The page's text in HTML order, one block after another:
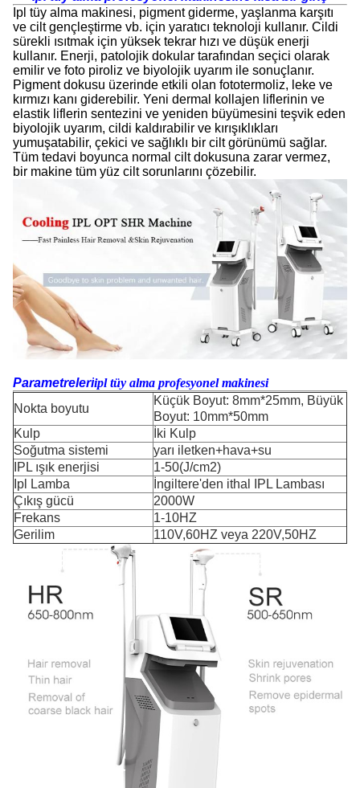
Ipl tüy alma makinesi, pigment giderme, yaşlanma karşıtı
ve cilt gençleştirme vb. için yaratıcı teknoloji kullanır. Cildi
sürekli ısıtmak için yüksek tekrar hızı ve düşük enerji
kullanır. Enerji, patolojik dokular tarafından seçici olarak
emilir ve foto piroliz ve biyolojik uyarım ile sonuçlanır.
Pigment dokusu üzerinde etkili olan fototermoliz, leke ve
kırmızı kanı giderebilir. Yeni dermal kollajen liflerinin ve
elastik liflerin sentezini ve yeniden büyümesini teşvik eden
biyolojik uyarım, cildi kaldırabilir ve kırışıklıkları
yumuşatabilir, çekici ve sağlıklı bir cilt görünümü sağlar.
Tüm tedavi boyunca normal cilt dokusuna zarar vermez,
bir makine tüm yüz cilt sorunlarını çözebilir.
Parametreleriipl tüy alma profesyonel makinesi
Nokta boyutu
Küçük Boyut: 8mm*25mm, Büyük
Boyut: 10mm*50mm
Kulp
İki Kulp
Soğutma sistemi
yarı iletken+hava+su
IPL ışık enerjisi
1-50(J/cm2)
Ipl Lamba
İngiltere'den ithal IPL Lambası
Çıkış gücü
2000W
Frekans
1-10HZ
Gerilim
110V,60HZ veya 220V,50HZ